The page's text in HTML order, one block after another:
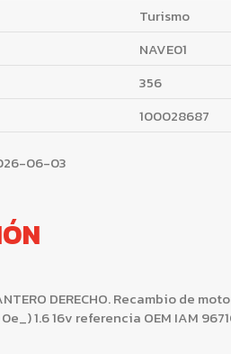
Turismo
NAVE01
356
100028687
06-03
DERECHO. Recambio de
1.6 16v referencia OEM IAM